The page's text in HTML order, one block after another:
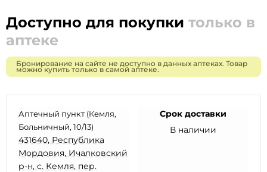
Доступно для покупки только в
аптеке
Бронирование на сайте не доступно в данных аптеках. Товар
можно купить только в самой аптеке.
Аптечный пункт (Кемля,
Больничный, 10/13)
431640, Республика
Мордовия, Ичалковский
р-н, с. Кемля, пер.
Срок доставки
В наличии